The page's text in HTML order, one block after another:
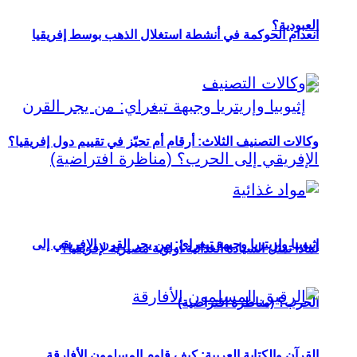
العبودية؟
إثيوبيا وإريتريا وجبهة تيغراي: من يجر القرن الإفريقي إلى
الحرب؟ (مناظرة افتراضية)
انعدام الحوكمة في أنشطة استغلال الذهب بوسط إفريقيا
وكالات التصنيف الثلاث: أرقام أم تحيّز في تقييم دول إفريقيا؟
لماذا تمثل السيادة الغذائية أولوية مصيرية لإفريقيا؟